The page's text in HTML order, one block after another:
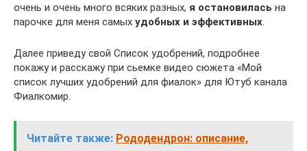
очень и очень много всяких разных, я остановилась на
парочке для меня самых удобных и эффективных.
Далее приведу свой Список удобрений, подробнее
покажу и расскажу при сьемке видео сюжета «Мой
список лучших удобрений для фиалок» для Ютуб канала
Фиалкомир.
Читайте также: Рододендрон: описание,